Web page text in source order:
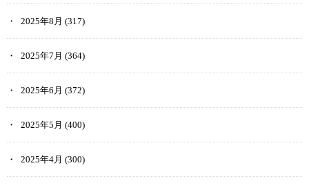
2025年8月 (317)
2025年7月 (364)
2025年6月 (372)
2025年5月 (400)
2025年4月 (300)